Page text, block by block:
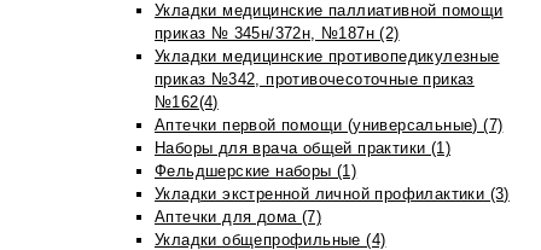
Укладки медицинские паллиативной помощи
приказ № 345н/372н, №187н (2)
Укладки медицинские противопедикулезные
приказ №342, противочесоточные приказ
№162(4)
Аптечки первой помощи (универсальные) (7)
Наборы для врача общей практики (1)
Фельдшерские наборы (1)
Укладки экстренной личной профилактики (3)
Аптечки для дома (7)
Укладки общепрофильные (4)